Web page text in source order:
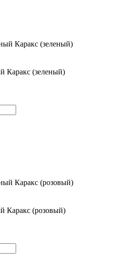
Каракс (зеленый)
Каракс (розовый)